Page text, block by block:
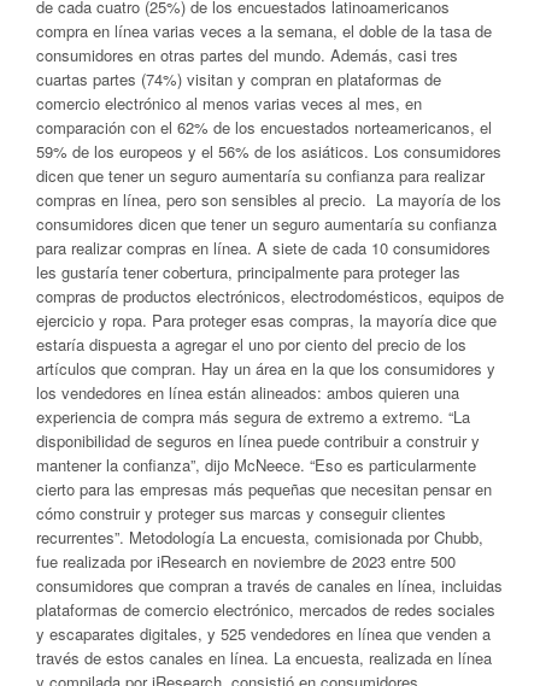
de cada cuatro (25%) de los encuestados latinoamericanos
compra en línea varias veces a la semana, el doble de la tasa de
consumidores en otras partes del mundo. Además, casi tres
cuartas partes (74%) visitan y compran en plataformas de
comercio electrónico al menos varias veces al mes, en
comparación con el 62% de los encuestados norteamericanos, el
59% de los europeos y el 56% de los asiáticos. Los consumidores
dicen que tener un seguro aumentaría su confianza para realizar
compras en línea, pero son sensibles al precio. La mayoría de los
consumidores dicen que tener un seguro aumentaría su confianza
para realizar compras en línea. A siete de cada 10 consumidores
les gustaría tener cobertura, principalmente para proteger las
compras de productos electrónicos, electrodomésticos, equipos de
ejercicio y ropa. Para proteger esas compras, la mayoría dice que
estaría dispuesta a agregar el uno por ciento del precio de los
artículos que compran. Hay un área en la que los consumidores y
los vendedores en línea están alineados: ambos quieren una
experiencia de compra más segura de extremo a extremo. “La
disponibilidad de seguros en línea puede contribuir a construir y
mantener la confianza”, dijo McNeece. “Eso es particularmente
cierto para las empresas más pequeñas que necesitan pensar en
cómo construir y proteger sus marcas y conseguir clientes
recurrentes”. Metodología La encuesta, comisionada por Chubb,
fue realizada por iResearch en noviembre de 2023 entre 500
consumidores que compran a través de canales en línea, incluidas
plataformas de comercio electrónico, mercados de redes sociales
y escaparates digitales, y 525 vendedores en línea que venden a
través de estos canales en línea. La encuesta, realizada en línea